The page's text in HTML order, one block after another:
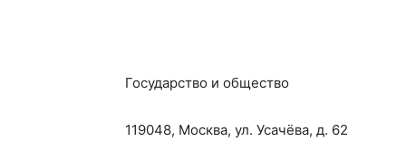
Государство и общество
119048, Москва, ул. Усачёва, д. 62